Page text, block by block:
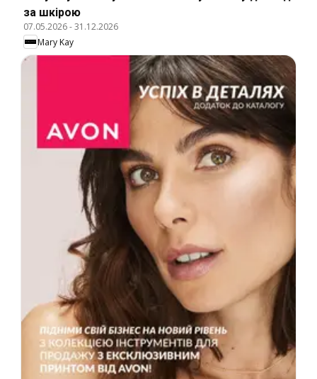
за шкірою
07.05.2026-31.12.2026
Mary Kay